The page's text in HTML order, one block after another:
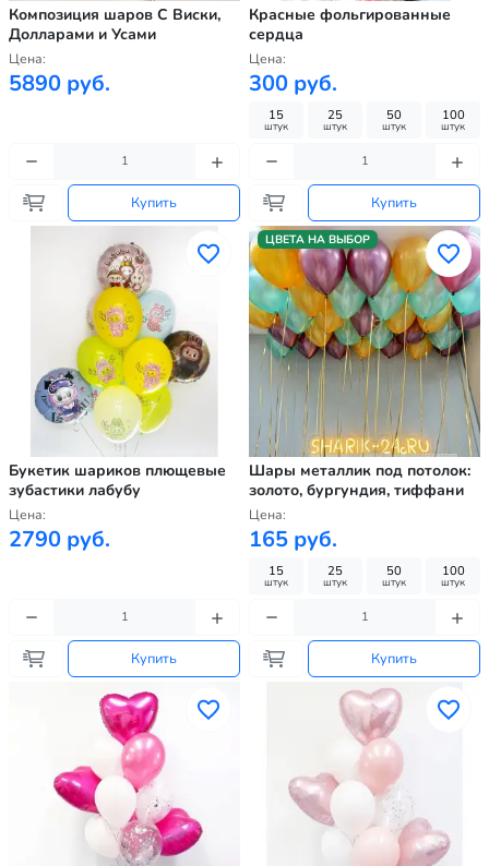
Композиция шаров С Виски,
Долларами и Усами
Цена:
5890 руб.
Купить
Красные фольгированные
сердца
Цена:
300 руб.
15
штук
25
штук
50
штук
100
штук
Купить
Букетик шариков плющевые
зубастики лабубу
Цена:
2790 руб.
Купить
ЦВЕТА НА ВЫБОР
Шары металлик под потолок:
золото, бургундия, тиффани
Цена:
165 руб.
15
штук
25
штук
50
штук
100
штук
Купить